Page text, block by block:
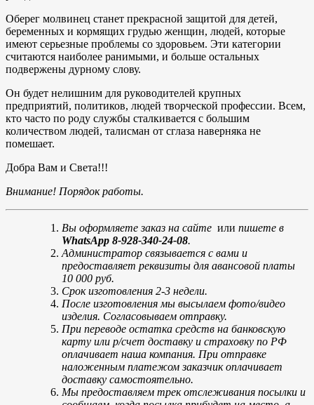
Оберег молвинец станет прекрасной защитой для детей,
беременных и кормящих грудью женщин, людей, которые
имеют серьезные проблемы со здоровьем. Эти категории
считаются наиболее ранимыми, и больше остальных
подвержены дурному слову.
Он будет нелишним для руководителей крупных
предприятий, политиков, людей творческой профессии. Всем,
кто часто по роду службы сталкивается с большим
количеством людей, талисман от сглаза наверняка не
помешает.
Добра Вам и Света!!!
Внимание! Порядок работы.
Вы оформляете заказ на сайте или пишете в
WhatsApp 8-928-340-24-08.
Администратор связывается с вами и
предоставляет реквизиты для авансовой платы
10 000 руб.
Срок изготовления 2-3 недели.
После изготовления мы высылаем фото/видео
изделия. Согласовываем отправку.
При переводе остатка средств на банковскую
карту или р/счет доставку и страховку по РФ
оплачивает наша компания. При отправке
наложенным платежом заказчик оплачивает
доставку самостоятельно.
Мы предоставляем трек отслеживания посылки и